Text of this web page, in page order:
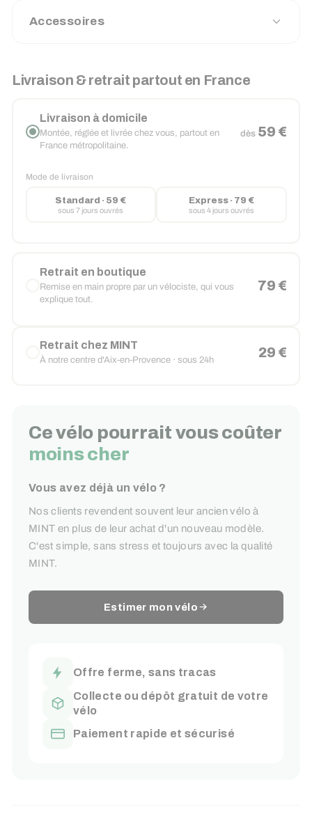
Accessoires
Livraison & retrait partout en France
Livraison à domicile
Montée, réglée et livrée chez vous, partout en
France métropolitaine.
dès 59 €
Mode de livraison
Standard · 59 €
sous 7 jours ouvrés
Express · 79 €
sous 4 jours ouvrés
Retrait en boutique
Remise en main propre par un vélociste, qui vous
explique tout.
79 €
Retrait chez MINT
À notre centre d'Aix-en-Provence · sous 24h 29 €
Ce vélo pourrait vous coûter
moins cher
Vous avez déjà un vélo ?
Nos clients revendent souvent leur ancien vélo à
MINT en plus de leur achat d'un nouveau modèle.
C'est simple, sans stress et toujours avec la qualité
MINT.
Estimer mon vélo
Offre ferme, sans tracas
Collecte ou dépôt gratuit de votre
vélo
Paiement rapide et sécurisé